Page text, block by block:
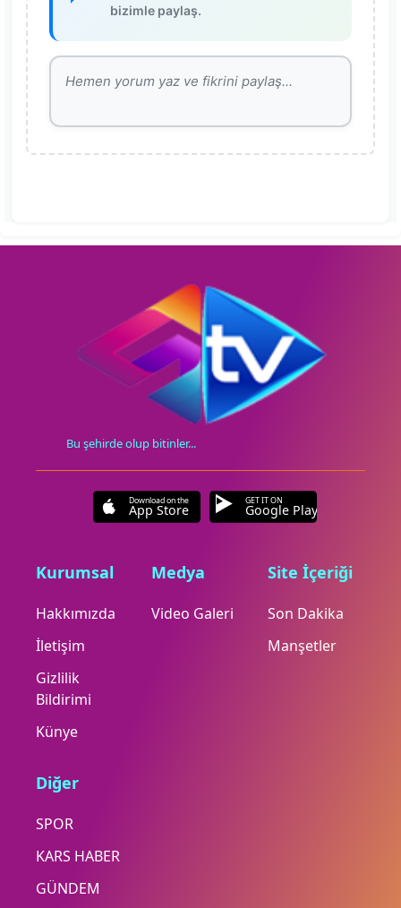
bizimle paylaş.
Bu şehirde olup bitinler...
Download on the
App Store
GET IT ON
Google Play
Kurumsal
Hakkımızda
İletişim
Gizlilik
Bildirimi
Künye
Medya
Video Galeri
Site İçeriği
Son Dakika
Manşetler
Diğer
SPOR
KARS HABER
GÜNDEM